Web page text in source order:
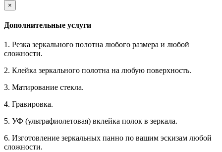
×
Дополнительные услуги
1. Резка зеркального полотна любого размера и любой
сложности.
2. Клейка зеркального полотна на любую поверхность.
3. Матирование стекла.
4. Гравировка.
5. УФ (ультрафиолетовая) вклейка полок в зеркала.
6. Изготовление зеркальных панно по вашим эскизам любой
сложности.